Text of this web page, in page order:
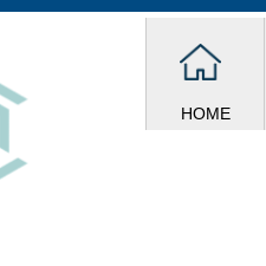
HOME